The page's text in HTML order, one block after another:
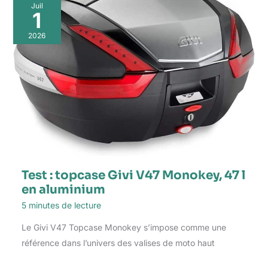
Juil
1
2026
Test : topcase Givi V47 Monokey, 47 l
en aluminium
5 minutes de lecture
Le Givi V47 Topcase Monokey s’impose comme une
référence dans l’univers des valises de moto haut